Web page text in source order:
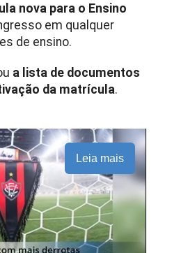
nova para o Ensino
em qualquer
de ensino.
a lista de documentos
da matrícula.
Leia mais